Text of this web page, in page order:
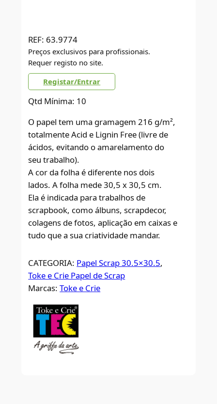
REF: 63.9774
Preços exclusivos para profissionais.
Requer registo no site.
Registar/Entrar
Qtd Mínima: 10
O papel tem uma gramagem 216 g/m²,
totalmente Acid e Lignin Free (livre de
ácidos, evitando o amarelamento do
seu trabalho).
A cor da folha é diferente nos dois
lados. A folha mede 30,5 x 30,5 cm.
Ela é indicada para trabalhos de
scrapbook, como álbuns, scrapdecor,
colagens de fotos, aplicação em caixas e
tudo que a sua criatividade mandar.
CATEGORIA: Papel Scrap 30.5×30.5
Toke e Crie Papel de Scrap
Marcas:Toke e Crie